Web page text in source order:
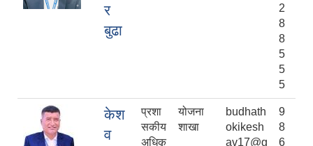
र
बुढा
2
8
8
5
5
5
केश
व
प्रशा
सकीय
अधिकृ
योजना
शाखा
budhath
okikesh
av17@g
9
8
6